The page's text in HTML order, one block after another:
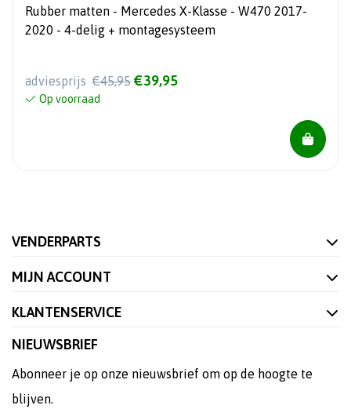
Rubber matten - Mercedes X-Klasse - W470 2017-
2020 - 4-delig + montagesysteem
adviesprijs €45,95 €39,95
Op voorraad
VENDERPARTS
MIJN ACCOUNT
KLANTENSERVICE
NIEUWSBRIEF
Abonneer je op onze nieuwsbrief om op de hoogte te
blijven.